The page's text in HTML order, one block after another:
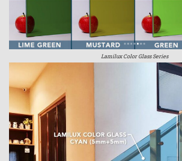
Lamilux Color Glass Series